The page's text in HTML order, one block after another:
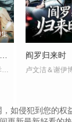
姜贞羽,赵一博,邓孝慈,郝熠然,林亚冬,祖怀,侯明炫,郑千亦,杜煜
阎罗归来时
卢文洁＆谢伊
如侵犯到您的权